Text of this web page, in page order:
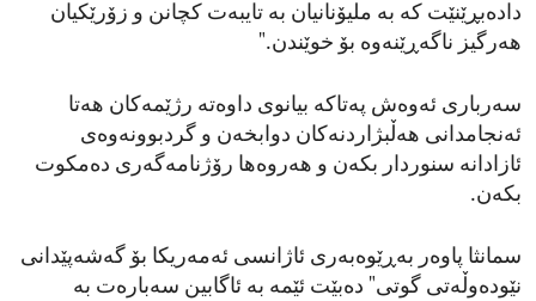
دادەبڕێنێت کە بە ملیۆنانیان بە تایبەت کچانن و زۆرێکیان
هەرگیز ناگەڕێنەوە بۆ خوێندن."
سەرباری ئەوەش پەتاکە بیانوی داوەتە رژێمەکان هەتا
ئەنجامدانی هەڵبژاردنەکان دوابخەن و گردبوونەوەی
ئازادانە سنوردار بکەن و هەروەها رۆژنامەگەری دەمکوت
بکەن.
سمانثا پاوەر بەڕێوەبەری ئاژانسی ئەمەریکا بۆ گەشەپێدانی
نێودەوڵەتی گوتی" دەبێت ئێمە بە ئاگابین سەبارەت بە